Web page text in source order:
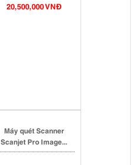
20,500,000 VNĐ
Máy quét Scanner
Scanjet Pro Image...